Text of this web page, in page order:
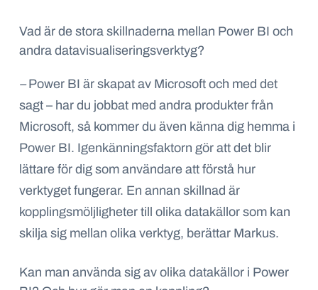
Vad är de stora skillnaderna mellan Power BI och
andra datavisualiseringsverktyg?
–Power BI är skapat av Microsoft och med det
sagt – har du jobbat med andra produkter från
Microsoft, så kommer du även känna dig hemma i
Power BI. Igenkänningsfaktorn gör att det blir
lättare för dig som användare att förstå hur
verktyget fungerar. En annan skillnad är
kopplingsmöljligheter till olika datakällor som kan
skilja sig mellan olika verktyg, berättar Markus.
Kan man använda sig av olika datakällor i Power